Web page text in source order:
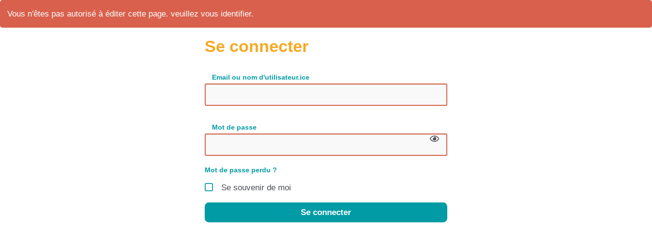
Vous n'êtes pas autorisé à éditer cette page. veuillez vous identifier.
Se connecter
Email ou nom d'utilisateur.ice
Mot de passe
Mot de passe perdu ?
Se souvenir de moi
Se connecter